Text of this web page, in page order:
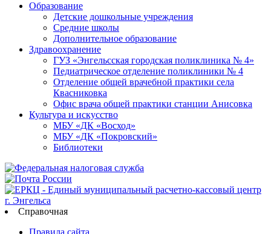
Образование
Детские дошкольные учреждения
Средние школы
Дополнительное образование
Здравоохранение
ГУЗ «Энгельсская городская поликлиника № 4»
Педиатрическое отделение поликлиники № 4
Отделение общей врачебной практики села
Квасниковка
Офис врача общей практики станции Анисовка
Культура и искусство
МБУ «ДК «Восход»
МБУ «ДК «Покровский»
Библиотеки
Справочная